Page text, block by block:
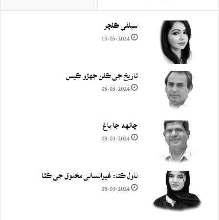
سيلفي ڪلچر
13-05-2024
تاريخ جي ڪفن جھڙو ڪيس
08-03-2024
چانهه جا باغ
08-03-2024
ناول ڪتا: غيرانساني مخلوق جي ڪٿا
08-03-2024